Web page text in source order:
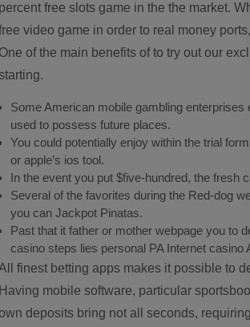
percent free slots game in the the market.
video game in order to real money
One of the main benefits of to try out our
starting.
Some American mobile gambling
used to possess future places.
You could potentially enjoy within the trial
or apple’s ios tool.
In the event you put $five-hundred, the fresh
Several of the favorites during the Red-dog
you can Jackpot Pinatas.
Past that it father or mother webpage you to
casino steps lies personal PA Internet casino
finest betting apps makes it possible to
Having mobile software, particular
deposits bring not all seconds,